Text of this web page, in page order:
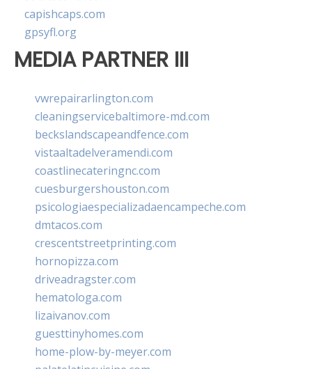
capishcaps.com
gpsyfl.org
MEDIA PARTNER III
vwrepairarlington.com
cleaningservicebaltimore-md.com
beckslandscapeandfence.com
vistaaltadelveramendi.com
coastlinecateringnc.com
cuesburgershouston.com
psicologiaespecializadaencampeche.com
dmtacos.com
crescentstreetprinting.com
hornopizza.com
driveadragster.com
hematologa.com
lizaivanov.com
guesttinyhomes.com
home-plow-by-meyer.com